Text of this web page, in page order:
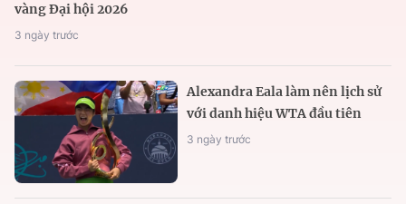
vàng Đại hội 2026
3 ngày trước
Alexandra Eala làm nên lịch sử
với danh hiệu WTA đầu tiên
3 ngày trước